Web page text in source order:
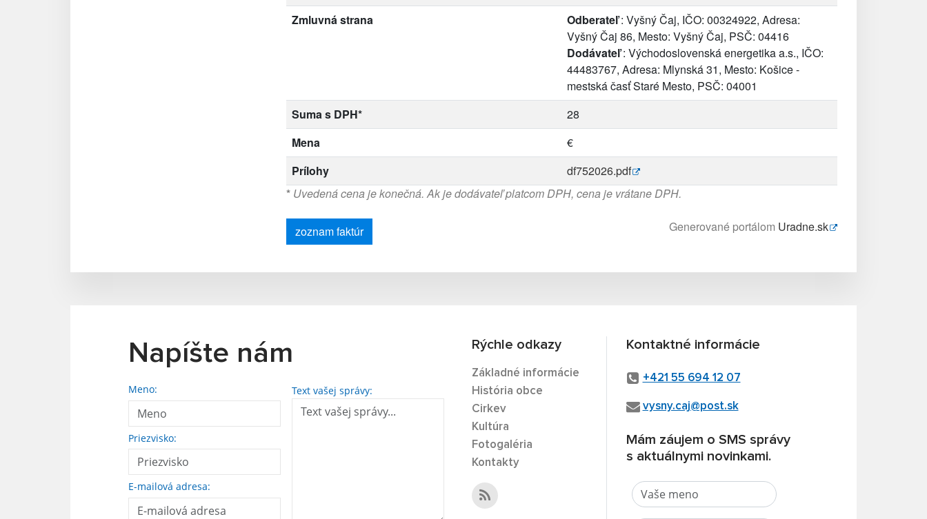
Zmluvná strana
Odberateľ: Vyšný Čaj, IČO: 00324922, Adresa:
Vyšný Čaj 86, Mesto: Vyšný Čaj, PSČ: 04416
Dodávateľ: Východoslovenská energetika a.s., IČO:
44483767, Adresa: Mlynská 31, Mesto: Košice -
mestská časť Staré Mesto, PSČ: 04001
Suma s DPH*
28
Mena
€
Prílohy
df752026.pdf
* Uvedená cena je konečná. Ak je dodávateľ platcom DPH, cena je vrátane DPH.
zoznam faktúr Generované portálom Uradne.sk
Napíšte nám
Meno:
Priezvisko:
E-mailová adresa:
Text vašej správy:
Rýchle odkazy
Základné informácie
História obce
Cirkev
Kultúra
Fotogaléria
Kontakty
Kontaktné informácie
+421 55 694 12 07
vysny.caj@post.sk
Mám záujem o SMS správy
s aktuálnymi novinkami.